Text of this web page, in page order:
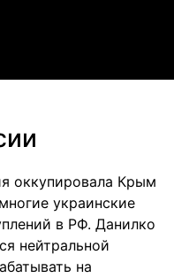
оккупировала Крым
украинские
в РФ. Данилко
нейтральной
на